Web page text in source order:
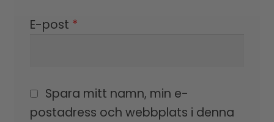
E-post *
Spara mitt namn, min e-
postadress och webbplats i denna